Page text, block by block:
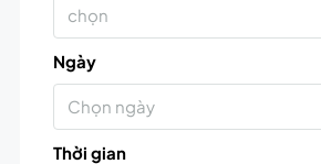
chọn
Ngày
Chọn ngày
Thời gian